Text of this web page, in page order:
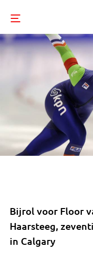
Bijrol voor Floor
Haarsteeg,
in Calgary